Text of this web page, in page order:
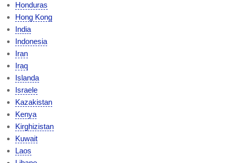
Honduras
Hong Kong
India
Indonesia
Iran
Iraq
Islanda
Israele
Kazakistan
Kenya
Kirghizistan
Kuwait
Laos